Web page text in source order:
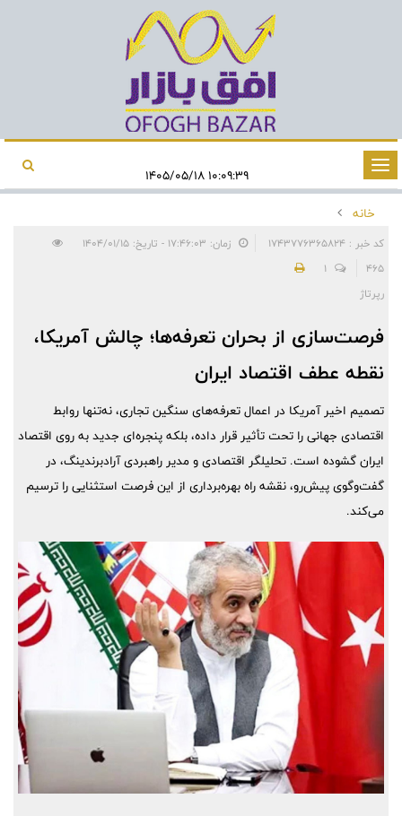
تغییر
وضعیت
ناوبری
خانه
کد خبر : 1743776365824
زمان: ۱۷:۴۶:۰۳ - تاریخ: ۱۴۰۴/۰۱/۱۵
465
1
رپرتاژ
فرصت‌سازی از بحران تعرفه‌ها؛ چالش آمریکا،
نقطه عطف اقتصاد ایران
تصمیم اخیر آمریکا در اعمال تعرفه‌های سنگین تجاری، نه‌تنها روابط
اقتصادی جهانی را تحت تأثیر قرار داده، بلکه پنجره‌ای جدید به روی اقتصاد
ایران گشوده است. تحلیلگر اقتصادی و مدیر راهبردی آرادبرندینگ، در
گفت‌وگوی پیش‌رو، نقشه راه بهره‌برداری از این فرصت استثنایی را ترسیم
می‌کند.